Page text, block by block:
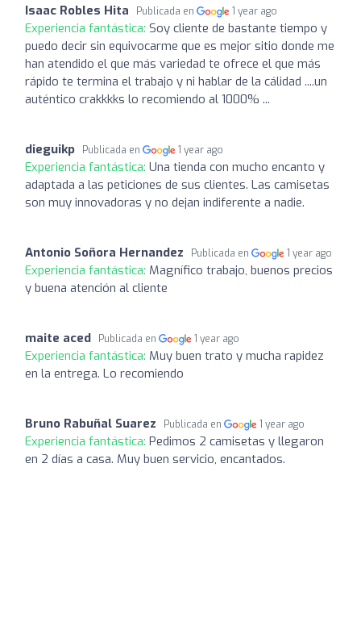
Isaac Robles Hita Publicada en 1 year ago
Experiencia fantástica: Soy cliente de bastante tiempo y
puedo decir sin equivocarme que es mejor sitio donde me
han atendido el que más variedad te ofrece el que más
rápido te termina el trabajo y ni hablar de la cálidad ....un
auténtico crakkkks lo recomiendo al 1000% ...
dieguikp Publicada en 1 year ago
Experiencia fantástica: Una tienda con mucho encanto y
adaptada a las peticiones de sus clientes. Las camisetas
son muy innovadoras y no dejan indiferente a nadie.
Antonio Soñora Hernandez Publicada en 1 year ago
Experiencia fantástica: Magnífico trabajo, buenos precios
y buena atención al cliente
maite aced Publicada en 1 year ago
Experiencia fantástica: Muy buen trato y mucha rapidez
en la entrega. Lo recomiendo
Bruno Rabuñal Suarez Publicada en 1 year ago
Experiencia fantástica: Pedimos 2 camisetas y llegaron
en 2 días a casa. Muy buen servicio, encantados.